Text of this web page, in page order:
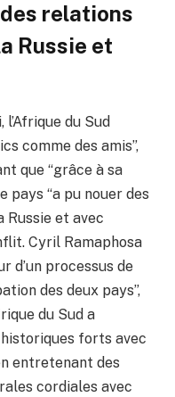
des relations
Russie et
du Sud
comme des amis”,
que “grâce à sa
pays “a pu nouer des
et avec
Cyril Ramaphosa
d’un processus de
des deux pays”,
du Sud a
forts avec
entretenant des
cordiales avec